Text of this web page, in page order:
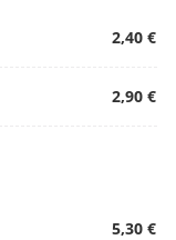
2,40 €
2,90 €
5,30 €